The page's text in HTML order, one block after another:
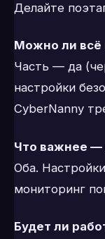
Делайте
Можно ли всё
Часть — да
настройки
CyberNanny
Что важнее —
Оба.
мониторинг
Будет ли